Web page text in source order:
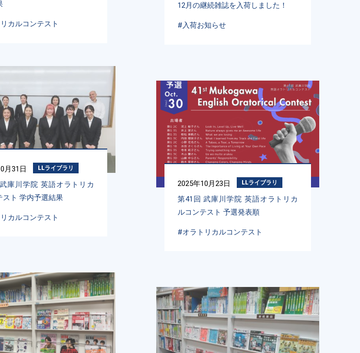
カルコンテスト
12月の継続雑誌を入荷しました！
#入荷お知らせ
月31日 LLライブラリ
庫川学院 英語オラトリカ
スト 学内予選結果
カルコンテスト
2025年10月23日 LLライブラリ
第41回 武庫川学院 英語オラトリカ
ルコンテスト 予選発表順
#オラトリカルコンテスト